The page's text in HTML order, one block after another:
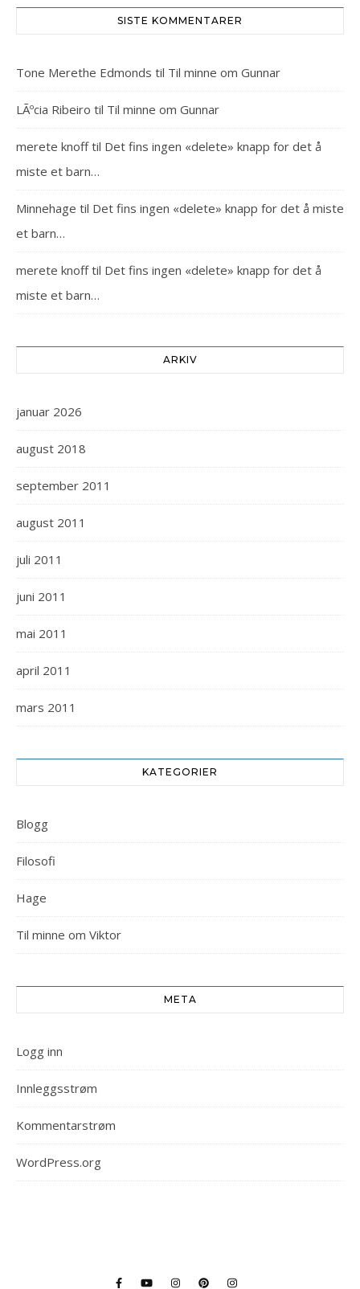
SISTE KOMMENTARER
Tone Merethe Edmonds til Til minne om Gunnar
LÃºcia Ribeiro til Til minne om Gunnar
merete knofftil Det fins ingen «delete» knapp for det å
miste et barn…
Minnehage til Det fins ingen «delete» knapp for det å miste
et barn…
merete knofftil Det fins ingen «delete» knapp for det å
miste et barn…
ARKIV
januar 2026
august 2018
september 2011
august 2011
juli 2011
juni 2011
mai 2011
april 2011
mars 2011
KATEGORIER
Blogg
Filosofi
Hage
Til minne om Viktor
META
Logg inn
Innleggsstrøm
Kommentarstrøm
WordPress.org